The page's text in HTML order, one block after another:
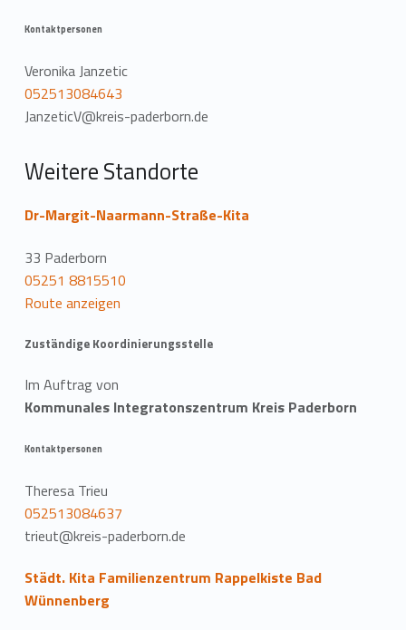
Kontaktpersonen
Veronika Janzetic
052513084643
JanzeticV@kreis-paderborn.de
Weitere Standorte
Dr-Margit-Naarmann-Straße-Kita
33 Paderborn
05251 8815510
Route anzeigen
Zuständige Koordinierungsstelle
Im Auftrag von
Kommunales Integratonszentrum Kreis Paderborn
Kontaktpersonen
Theresa Trieu
052513084637
trieut@kreis-paderborn.de
Städt. Kita Familienzentrum Rappelkiste Bad
Wünnenberg